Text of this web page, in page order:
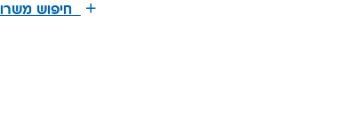
חיפוש משרות חופשי